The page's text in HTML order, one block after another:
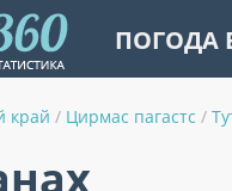
ПОГОДА
край / Цирмас пагастс /